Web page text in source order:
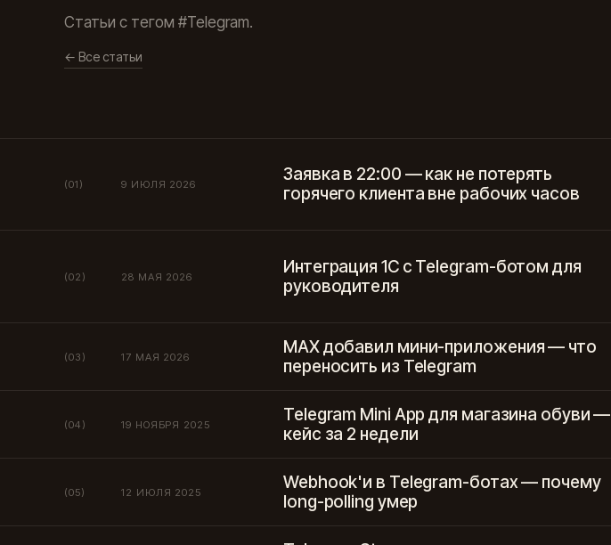
Статьи с тегом #Telegram.
← Все статьи
(01) 9 ИЮЛЯ 2026
Заявка в 22:00 — как не потерять
горячего клиента вне рабочих часов
(02) 28 МАЯ 2026
Интеграция 1С с Telegram-ботом для
руководителя
(03) 17 МАЯ 2026
MAX добавил мини-приложения — что
переносить из Telegram
(04) 19 НОЯБРЯ 2025
Telegram Mini App для магазина обуви —
кейс за 2 недели
(05) 12 ИЮЛЯ 2025
Webhook'и в Telegram-ботах — почему
long-polling умер